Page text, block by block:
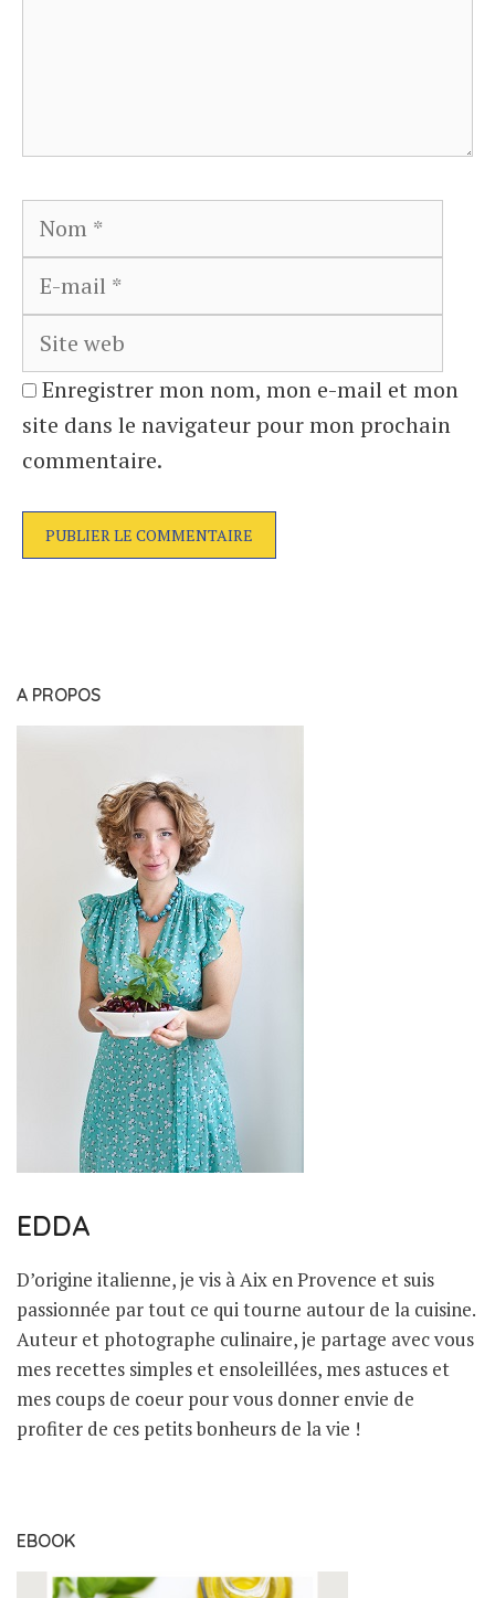
Nom
Enregistrer mon nom, mon e-mail et mon
site dans le navigateur pour mon prochain
commentaire.
A PROPOS
EDDA
D’origine italienne, je vis à Aix en Provence et suis
passionnée par tout ce qui tourne autour de la cuisine.
Auteur et photographe culinaire, je partage avec vous
mes recettes simples et ensoleillées, mes astuces et
mes coups de coeur pour vous donner envie de
profiter de ces petits bonheurs de la vie !
EBOOK